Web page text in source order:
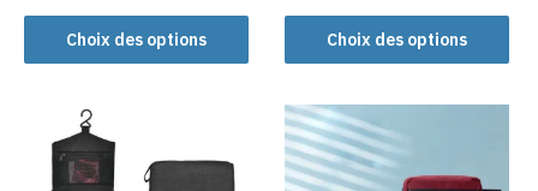
Choix des options
Ce
produit
Les
Choix des options
a
plusieurs
Les
options